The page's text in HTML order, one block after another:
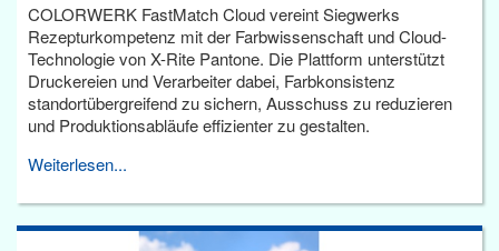
COLORWERK FastMatch Cloud vereint Siegwerks
Rezepturkompetenz mit der Farbwissenschaft und Cloud-
Technologie von X-Rite Pantone. Die Plattform unterstützt
Druckereien und Verarbeiter dabei, Farbkonsistenz
standortübergreifend zu sichern, Ausschuss zu reduzieren
und Produktionsabläufe effizienter zu gestalten.
Weiterlesen...